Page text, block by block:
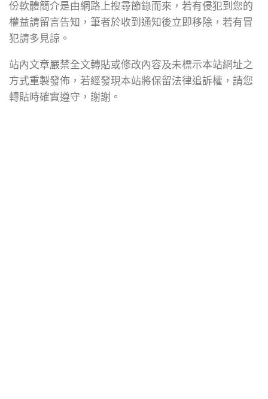
份軟體簡介是由網路上搜尋節錄而來，若有侵犯到您的
權益請留言告知，筆者於收到通知後立即移除，若有冒
犯請多見諒。
站內文章嚴禁全文轉貼或修改內容及未標示本站網址之
方式重製發佈，若經發現本站將保留法律追訴權，請您
轉貼時確實遵守，謝謝。